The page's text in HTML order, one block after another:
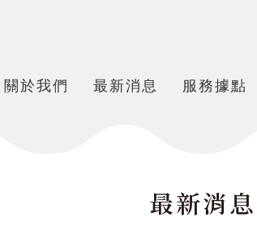
關於我們 最新消息 服務據點
最新消息